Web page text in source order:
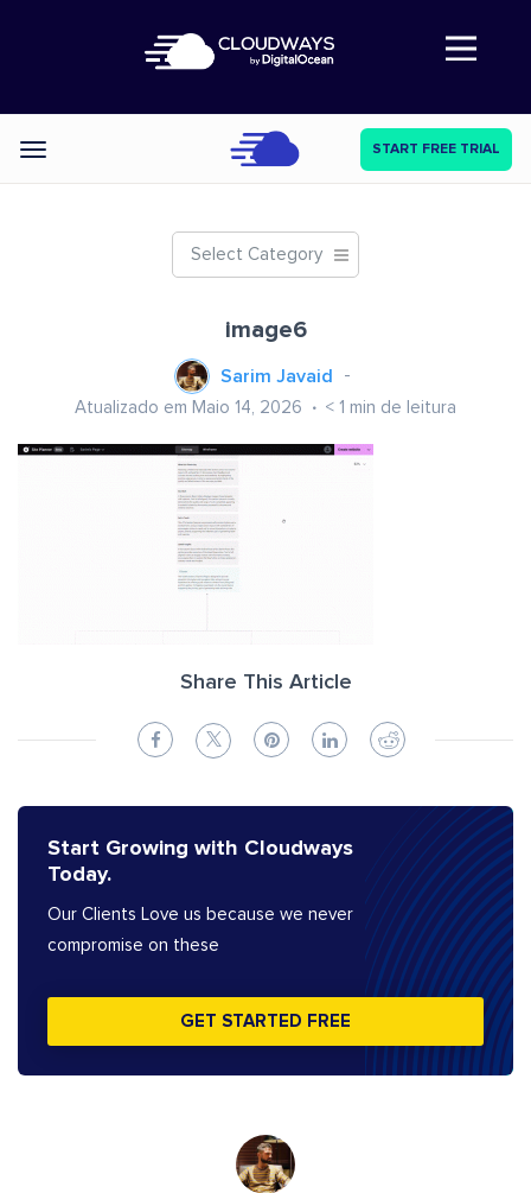
Abre a navegação
Categories START FREE TRIAL
Select Category
image6
Sarim Javaid
Atualizado em Maio 14, 2026 < 1 min de leitura
Share This Article
Start Growing with Cloudways
Today.
Our Clients Love us because we never
compromise on these
GET STARTED FREE